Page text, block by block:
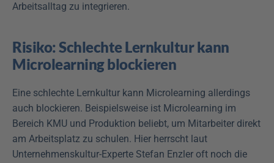
Arbeitsalltag zu integrieren.
Risiko: Schlechte Lernkultur kann
Microlearning blockieren
Eine schlechte Lernkultur kann Microlearning allerdings
auch blockieren. Beispielsweise ist Microlearning im
Bereich KMU und Produktion beliebt, um Mitarbeiter direkt
am Arbeitsplatz zu schulen. Hier herrscht laut
Unternehmenskultur-Experte Stefan Enzler oft noch die